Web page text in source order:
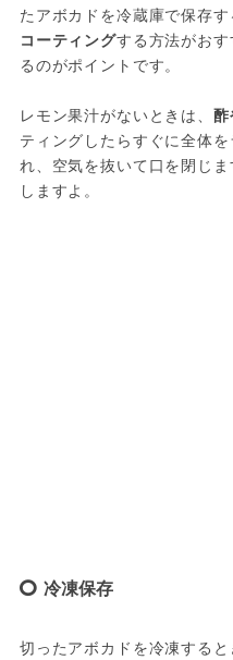
たアボカドを冷蔵庫で保存す
コーティングする方法がお
るのがポイントです。
レモン果汁がないときは、
ティングしたらすぐに全体
れ、空気を抜いて口を閉じ
しますよ。
冷凍保存
切ったアボカドを冷凍すると